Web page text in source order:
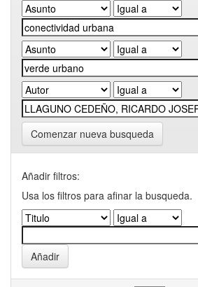
Comenzar nueva busqueda
Añadir filtros:
Usa los filtros para afinar la busqueda.